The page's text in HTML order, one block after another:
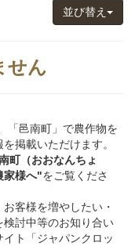
並び替え
せん
「邑南町」で農作物を
掲載いただけます。
町（おおなんちょ
家様へ"をご覧くださ
客様を増やしたい・
討中等のお知り合い
ト「ジャパンクロッ